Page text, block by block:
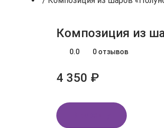
Композиция из
0.0 0 отзывов
4 350 ₽